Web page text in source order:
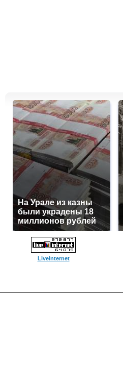
На Урале из казны
были украдены 18
миллионов рублей
LiveInternet